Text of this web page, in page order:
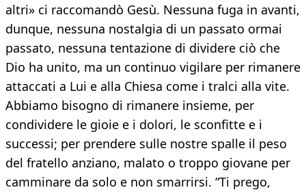
altri» ci raccomandò Gesù. Nessuna fuga in avanti,
dunque, nessuna nostalgia di un passato ormai
passato, nessuna tentazione di dividere ciò che
Dio ha unito, ma un continuo vigilare per rimanere
attaccati a Lui e alla Chiesa come i tralci alla vite.
Abbiamo bisogno di rimanere insieme, per
condividere le gioie e i dolori, le sconfitte e i
successi; per prendere sulle nostre spalle il peso
del fratello anziano, malato o troppo giovane per
camminare da solo e non smarrirsi. “Ti prego,